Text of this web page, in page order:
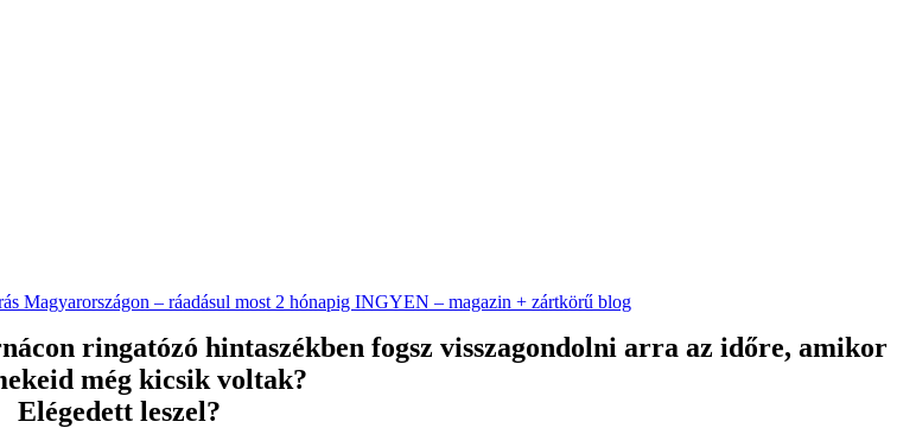
Magyarországon – ráadásul most 2 hónapig INGYEN – magazin + zártkörű blog
ringatózó hintaszékben fogsz visszagondolni arra az időre, amikor
még kicsik voltak?
Elégedett leszel?